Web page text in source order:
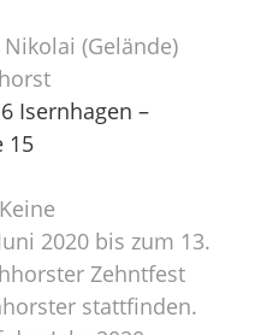
(Gelände)
Isernhagen –
15
Keine
2020 bis zum 13.
Zehntfest
stattfinden.